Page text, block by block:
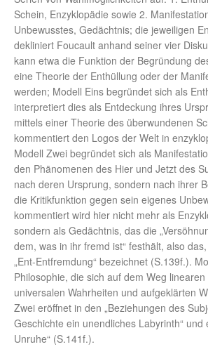
Schein, Enzyklopädie sowie 2.
Unbewusstes, Gedächtnis; die jeweiligen
dekliniert Foucault anhand seiner vier
kann etwa die Funktion der Begründung
eine Theorie der Enthüllung oder der
werden; Modell Eins begründet sich als
interpretiert dies als Entdeckung ihres
mittels einer Theorie des überwundenen
kommentiert den Logos der Welt in
Modell Zwei begründet sich als
den Phänomenen des Hier und Jetzt des
nach deren Ursprung, sondern nach ihrer
die Kritikfunktion gegen sein eigenes
kommentiert wird hier nicht mehr als
sondern als Gedächtnis, das die
dem, was in ihr fremd ist“ festhält, also
„Ent-Entfremdung“ bezeichnet (S.139f.).
Philosophie, die sich auf dem Weg
universalen Wahrheiten und aufgeklärten
Zwei eröffnet in den „Beziehungen des
Geschichte ein unendliches Labyrinth“ und
Unruhe“ (S.141f.).